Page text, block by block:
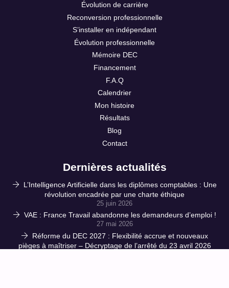
Évolution de carrière
Reconversion professionnelle
S’installer en indépendant
Évolution professionnelle
Mémoire DEC
Financement
F.A.Q
Calendrier
Mon histoire
Résultats
Blog
Contact
Dernières actualités
L’Intelligence Artificielle dans les diplômes comptables : Une
révolution encadrée par une charte éthique
25 juin 2026
VAE : France Travail abandonne les demandeurs d’emploi !
27 mai 2026
Réforme du DEC 2027 : Flexibilité accrue et nouveaux
pièges à maîtriser – Décryptage de l’arrêté du 23 avril 2026